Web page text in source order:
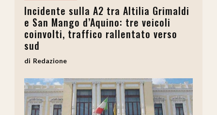
Incidente sulla A2 tra Altilia Grimaldi
e San Mango d’Aquino: tre veicoli
coinvolti, traffico rallentato verso
sud
Redazione